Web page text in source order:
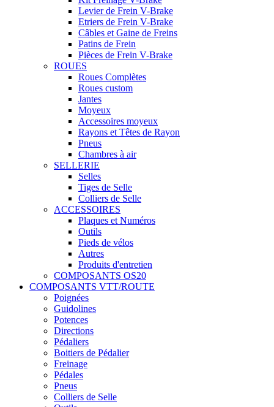
Levier de Frein V-Brake
Etriers de Frein V-Brake
Câbles et Gaine de Freins
Patins de Frein
Pièces de Frein V-Brake
ROUES
Roues Complètes
Roues custom
Jantes
Moyeux
Accessoires moyeux
Rayons et Têtes de Rayon
Pneus
Chambres à air
SELLERIE
Selles
Tiges de Selle
Colliers de Selle
ACCESSOIRES
Plaques et Numéros
Outils
Pieds de vélos
Autres
Produits d'entretien
COMPOSANTS OS20
COMPOSANTS VTT/ROUTE
Poignées
Guidolines
Potences
Directions
Pédaliers
Boitiers de Pédalier
Freinage
Pédales
Pneus
Colliers de Selle